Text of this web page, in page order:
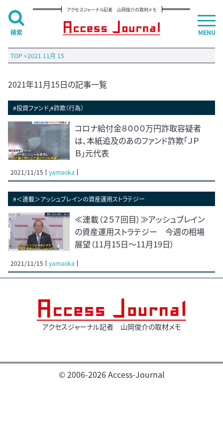
アクセスジャーナル記者 山岡俊介の取材メモ
TOP >2021 11月 15
2021年11月15日の記事一覧
#投資ファンド,#詐欺（行為）
コロナ給付金８０００万円詐取容疑者
は、本紙追及のあのファンド詐欺「ＪＰ
Ｂ」元代表
2021/11/15 yamaoka
#＜連載＞アッシュブレインの資産運用ストラテジー
≪連載（２５７回目）≫アッシュブレイン
の資産運用ストラテジー 今週の相場
展望（11月15日～11月19日）
2021/11/15 yamaoka
アクセスジャーナル記者 山岡俊介の取材メモ
© 2006-2026 Access-Journal
MENU
検索